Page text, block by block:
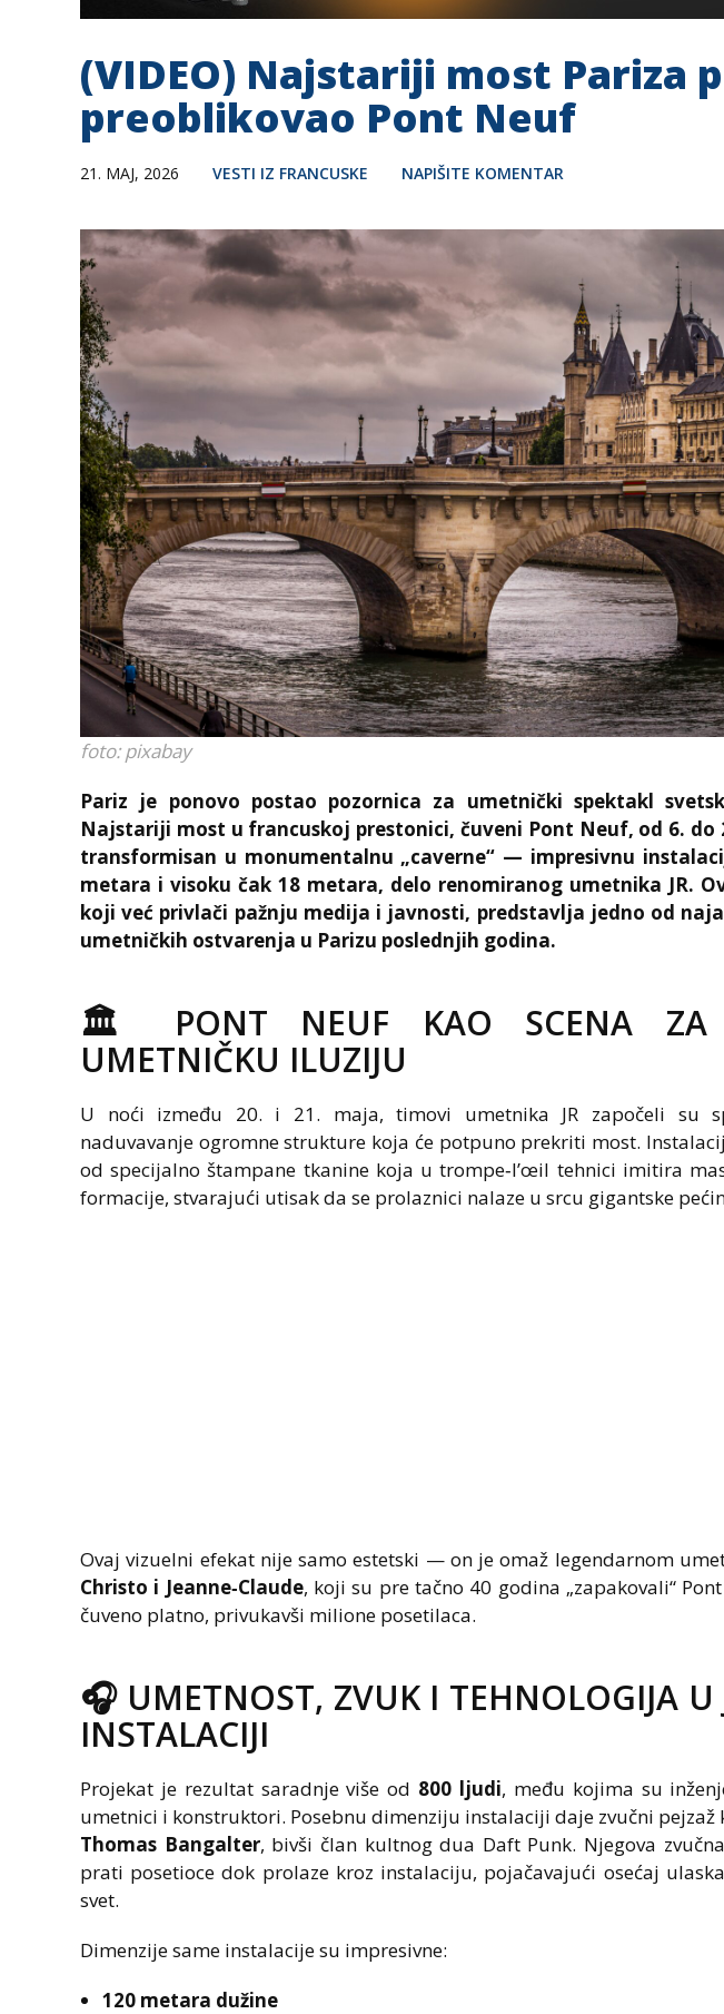
(VIDEO) Najstariji most Pariza
preoblikovao Pont Neuf
21. MAJ, 2026 VESTI IZ FRANCUSKE NAPIŠITE KOMENTAR
foto: pixabay
Pariz je ponovo postao pozornica za umetnički spektakl
Najstariji most u francuskoj prestonici, čuveni Pont Neuf, od 6. do
transformisan u monumentalnu „caverne“ — impresivnu
metara i visoku čak 18 metara, delo renomiranog umetnika JR.
koji već privlači pažnju medija i javnosti, predstavlja jedno od
umetničkih ostvarenja u Parizu poslednjih godina.
🏛️ PONT NEUF KAO SCENA ZA
UMETNIČKU ILUZIJU
U noći između 20. i 21. maja, timovi umetnika JR započeli su
naduvavanje ogromne strukture koja će potpuno prekriti most.
od specijalno štampane tkanine koja u trompe‑l’œil tehnici imitira
formacije, stvarajući utisak da se prolaznici nalaze u srcu gigantske
Ovaj vizuelni efekat nije samo estetski — on je omaž legendarnom
Christo i Jeanne‑Claude, koji su pre tačno 40 godina „zapakovali“
čuveno platno, privukavši milione posetilaca.
🎧 UMETNOST, ZVUK I TEHNOLOGIJA U
INSTALACIJI
Projekat je rezultat saradnje više od 800 ljudi, među kojima su
umetnici i konstruktori. Posebnu dimenziju instalaciji daje zvučni pejzaž
Thomas Bangalter, bivši član kultnog dua Daft Punk. Njegova
prati posetioce dok prolaze kroz instalaciju, pojačavajući osećaj
svet.
Dimenzije same instalacije su impresivne:
120 metara dužine